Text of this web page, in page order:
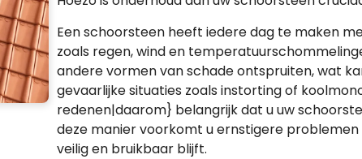
Een schoorsteen heeft iedere dag te maken
zoals regen, wind en
andere vormen van schade ontspruiten, wat
gevaarlijke situaties zoals instorting of
redenen|daarom} belangrijk dat u uw
deze manier voorkomt u ernstigere
veilig en bruikbaar blijft.